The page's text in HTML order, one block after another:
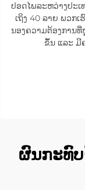
ປອດໄພລະຫວ່າງປະເ
ເຖິງ 40 ລາຍ ພວກ
ນອງຄວາມຕ້ອງການ
ຂຶ້ນ ແລະ ມີ
ຜົນກະທົບ